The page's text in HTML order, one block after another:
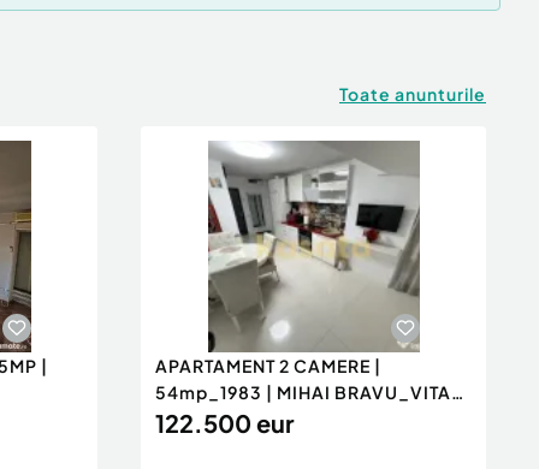
Toate anunturile
|
APARTAMENT 2 CAMERE |
54mp_1983 | MIHAI BRAVU_VITAN
| REN...
122.500 eur